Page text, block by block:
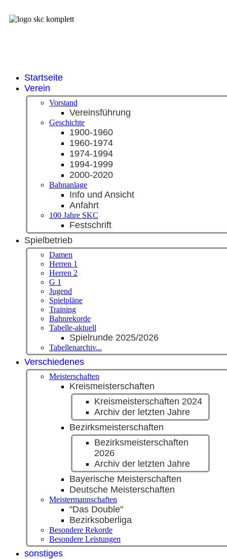
Startseite
Verein
Vorstand
Vereinsführung
Geschichte
1900-1960
1960-1974
1974-1994
1994-1999
2000-2020
Bahnanlage
Info und Ansicht
Anfahrt
100 Jahre SKC
Festschrift
Spielbetrieb
Damen
Herren 1
Herren 2
G 1
Jugend
Spielpläne
Training
Bahnrekorde
Tabelle-aktuell
Spielrunde 2025/2026
Tabellenarchiv...
Verschiedenes
Meisterschaften
Kreismeisterschaften
Kreismeisterschaften 2024
Archiv der letzten Jahre
Bezirksmeisterschaften
Bezirksmeisterschaften
2026
Archiv der letzten Jahre
Bayerische Meisterschaften
Deutsche Meisterschaften
Meistermannschaften
"Das Double"
Bezirksoberliga
Besondere Rekorde
Besondere Leistungen
sonstiges